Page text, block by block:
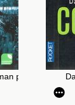
policier